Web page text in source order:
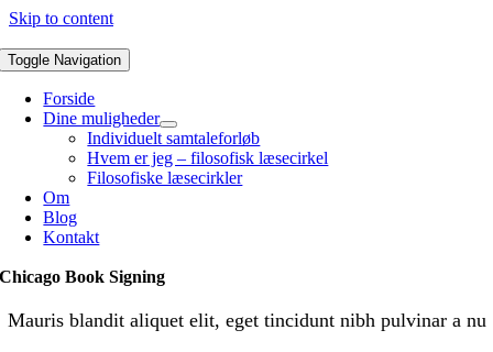
Skip to content
Toggle Navigation
Forside
Dine muligheder
Individuelt samtaleforløb
Hvem er jeg – filosofisk læsecirkel
Filosofiske læsecirkler
Om
Blog
Kontakt
Chicago Book Signing
Mauris blandit aliquet elit, eget tincidunt nibh pulvinar a nu